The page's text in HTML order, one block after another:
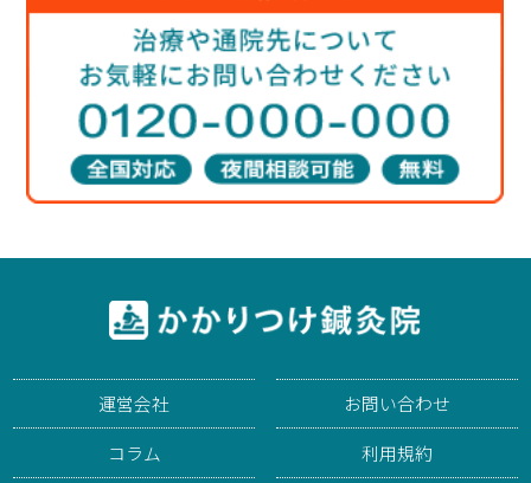
運営会社
コラム
お問い合わせ
利用規約